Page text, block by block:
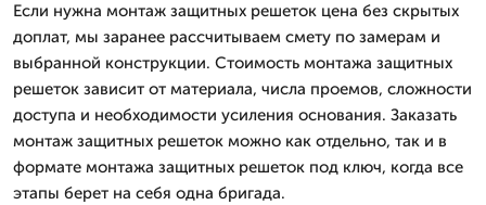
Если нужна монтаж защитных решеток цена без скрытых
доплат, мы заранее рассчитываем смету по замерам и
выбранной конструкции. Стоимость монтажа защитных
решеток зависит от материала, числа проемов, сложности
доступа и необходимости усиления основания. Заказать
монтаж защитных решеток можно как отдельно, так и в
формате монтажа защитных решеток под ключ, когда все
этапы берет на себя одна бригада.